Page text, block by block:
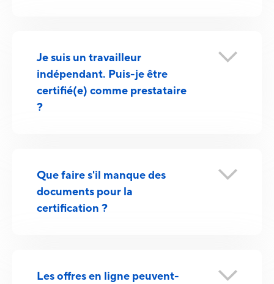
Je suis un travailleur
indépendant. Puis-je être
certifié(e) comme prestataire
?
Que faire s'il manque des
documents pour la
certification ?
Les offres en ligne peuvent-